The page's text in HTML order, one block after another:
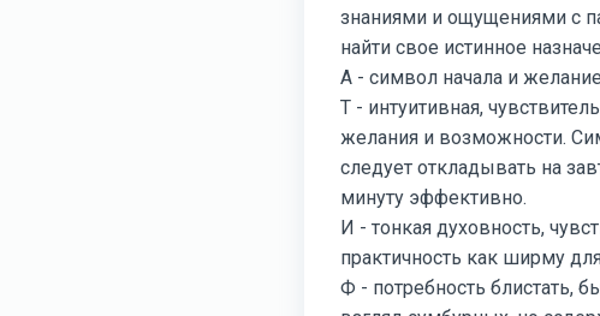
знаниями и ощущениями с
найти свое истинное
А - символ начала и
Т - интуитивная,
желания и возможности.
следует откладывать на
минуту эффективно.
И - тонкая духовность,
практичность как ширму
Ф - потребность блистать,